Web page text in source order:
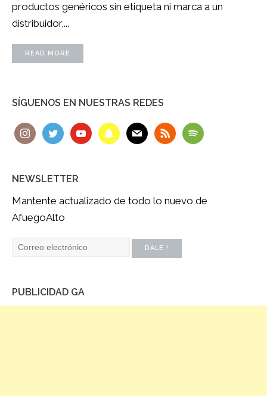
productos genéricos sin etiqueta ni marca a un
distribuidor,...
READ MORE
SÍGUENOS EN NUESTRAS REDES
NEWSLETTER
Mantente actualizado de todo lo nuevo de
AfuegoAlto
PUBLICIDAD GA